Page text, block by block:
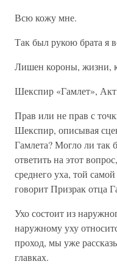
Всю кожу мне.
Так был рукою брата я
Лишен короны, жизни,
Шекспир «Гамлет», Акт
Прав или не прав с
Шекспир, описывая
Гамлета? Могло ли так
ответить на этот
среднего уха, той
говорит Призрак отца
Ухо состоит из
наружному уху
проход, мы уже
главках.